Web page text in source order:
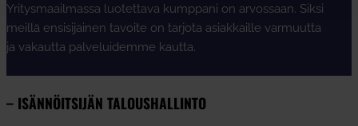
Yritysmaailmassa luotettava kumppani on arvossaan. Siksi
meillä ensisijainen tavoite on tarjota asiakkaille varmuutta
ja vakautta palveluidemme kautta.
– ISÄNNÖITSIJÄN TALOUSHALLINTO